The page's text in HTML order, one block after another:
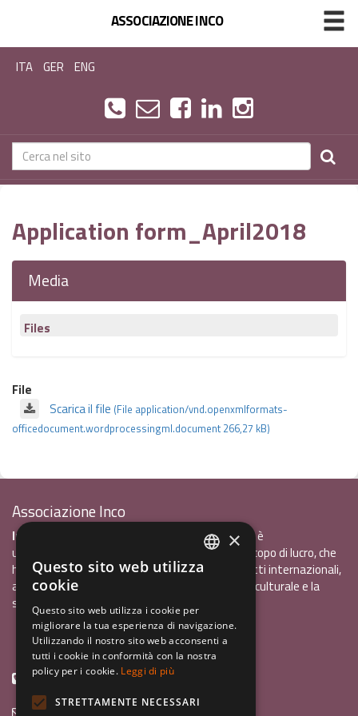
ASSOCIAZIONE INCO
ITA GER ENG
Application form_April2018
Media
Files
File
Scarica il file (File application/vnd.openxmlformats-
officedocument.wordprocessingml.document 266,27 kB)
Associazione Inco
InCo - Interculturalità & Comunicazione APSè
un'associazione di promozione sociale, senza scopo di lucro, che
ha l'obiettivo di promuovere gli scambi e i contatti internazionali,
al fine accrescere tra i giovani la sensibilità interculturale e la
solidarietà internazionale.
Privacy policy.pdf120,41 kB
+39 0461 1822775
info@incoweb.org
GERMAN
×
Questo sito web utilizza
cookie
Questo sito web utilizza i cookie per
migliorare la tua esperienza di navigazione.
Utilizzando il nostro sito web acconsenti a
tutti i cookie in conformità con la nostra
policy per i cookie. Leggi di più
STRETTAMENTE NECESSARI